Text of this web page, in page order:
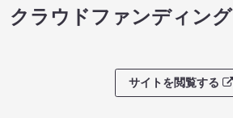
クラウドファンディング
サイトを閲覧する